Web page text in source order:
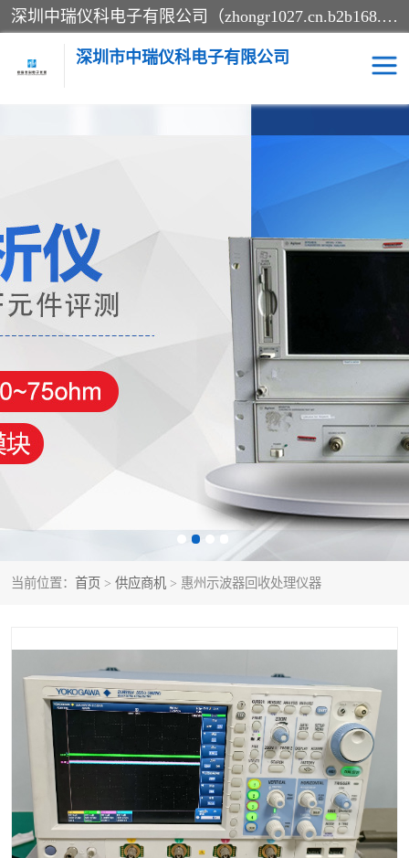
深圳中瑞仪科电子有限公司（zhongr1027.cn.b2b168.com）主要从事回收二手仪器，工厂仪器，回收示波器，KeysightE4980A，FLUKE754，MT8852B，IFR3920，Agilent N4010A，MT8852B等业务，全国统一热线：13570873835。深圳中瑞仪科电子有限公司整批或单出，专业评估高价回收工厂闲置仪器。
深圳市中瑞仪科电子有限公司
当前位置： 首页 > 供应商机 > 惠州示波器回收处理仪器
电阻-功率计 频谱分析仪
万用表 综合测试仪
蓝牙测试仪 网络分析仪
过程校验仪 电桥测试仪
泰克示波器 电池测试仪
函数信号发生器
校准件
阻抗分析仪